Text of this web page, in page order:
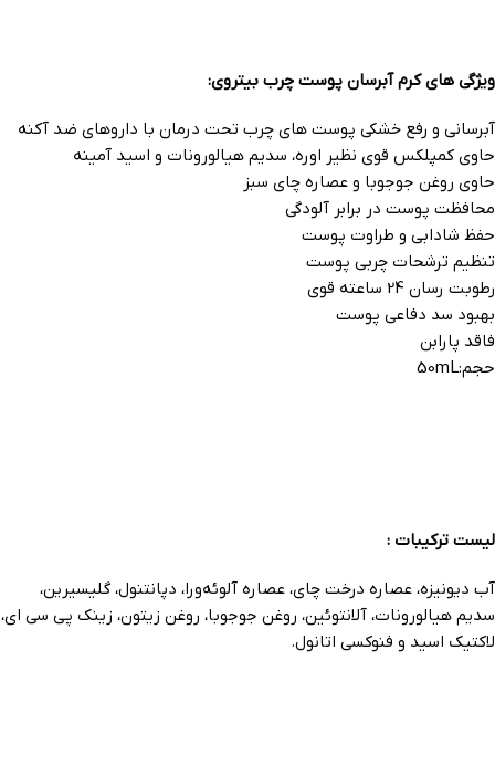
ویژگی های کرم آبرسان پوست چرب بیتروی:
آبرسانی و رفع خشکی پوست های چرب تحت درمان با داروهای ضد آکنه
حاوی کمپلکس قوی نظیر اوره، سدیم هیالورونات و اسید آمینه
حاوی روغن جوجوبا و عصاره چای سبز
محافظت پوست در برابر آلودگی
حفظ شادابی و طراوت پوست
تنظیم ترشحات چربی پوست
رطوبت رسان 24 ساعته قوی
بهبود سد دفاعی پوست
فاقد پارابن
حجم:50mL
لیست ترکیبات :
آب دیونیزه، عصاره درخت چای، عصاره آلوئه‌ورا، دپانتنول، گلیسیرین،
سدیم هیالورونات، آلانتوئین، روغن جوجوبا، روغن زیتون، زینک پی سی ای،
لاکتیک اسید و فنوکسی اتانول.